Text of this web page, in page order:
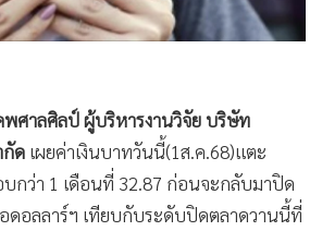
พศาลศิลป์ ผู้บริหารงานวิจัย บริษัท
กัด เผยค่าเงินบาทวันนี้(1ส.ค.68)แตะ
กว่า 1 เดือนที่ 32.87 ก่อนจะกลับมาปิด
ดอลลาร์ฯ เทียบกับระดับปิดตลาดวานนี้ที่